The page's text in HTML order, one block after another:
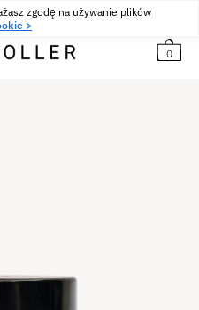
zgodę na używanie plików
>
OD30€ZAKUP
0